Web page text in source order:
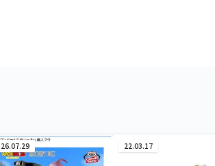
26.07.29 22.03.17